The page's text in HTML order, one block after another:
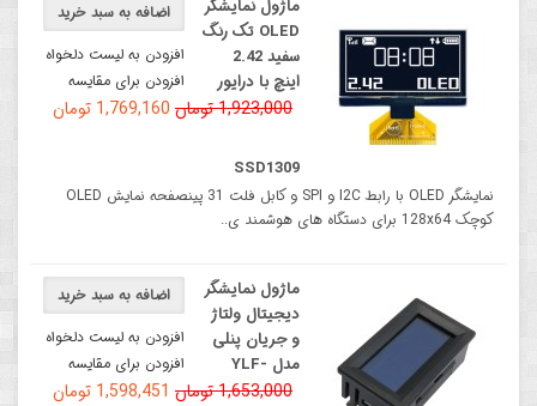
اضافه به سبد خرید
افزودن به لیست دلخواه
افزودن برای مقایسه
1,923,000 تومان 1,769,160 تومان
ماژول نمایشگر
OLED تک رنگ
سفید 2.42
اینچ با درایور
SSD1309
نمایشگر OLED با رابط I2C و SPI و کابل فلت 31 پینصفحه نمایش OLED
کوچک 128x64 برای دستگاه های هوشمند ی..
اضافه به سبد خرید
افزودن به لیست دلخواه
افزودن برای مقایسه
1,653,000 تومان 1,598,451 تومان
ماژول نمایشگر
دیجیتال ولتاژ
و جریان پنلی
مدل YLF-